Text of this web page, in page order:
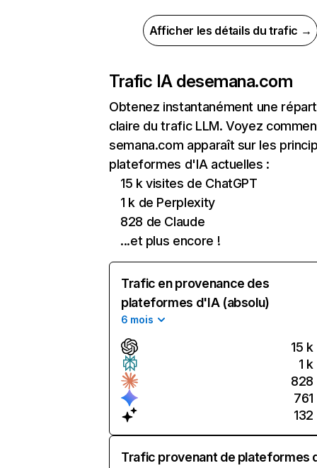
Afficher les détails du trafic →
Trafic IA desemana.com
Obtenez instantanément une
claire du trafic LLM. Voyez
semana.com apparaît sur les
plateformes d'IA actuelles :
15 k visites de ChatGPT
1 k de Perplexity
828 de Claude
...et plus encore !
Trafic en provenance des
plateformes d'IA (absolu)
6 mois
15 k
1 k
828
761
132
Trafic provenant de plateformes